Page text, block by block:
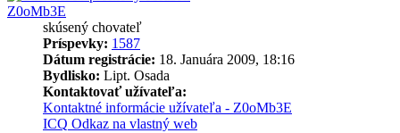
Z0oMb3E
skúsený chovateľ
Príspevky: 1587
Dátum registrácie: 18. Januára 2009, 18:16
Bydlisko: Lipt. Osada
Kontaktovať užívateľa:
Kontaktné informácie užívateľa - Z0oMb3E
ICQ Odkaz na vlastný web